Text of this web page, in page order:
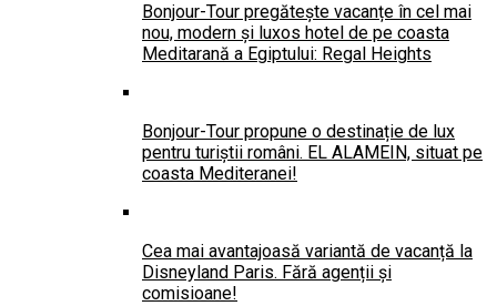
Bonjour-Tour pregătește vacanțe în cel mai
nou, modern și luxos hotel de pe coasta
Meditarană a Egiptului: Regal Heights
Bonjour-Tour propune o destinație de lux
pentru turiștii români. EL ALAMEIN, situat pe
coasta Mediteranei!
Cea mai avantajoasă variantă de vacanță la
Disneyland Paris. Fără agenții și
comisioane!